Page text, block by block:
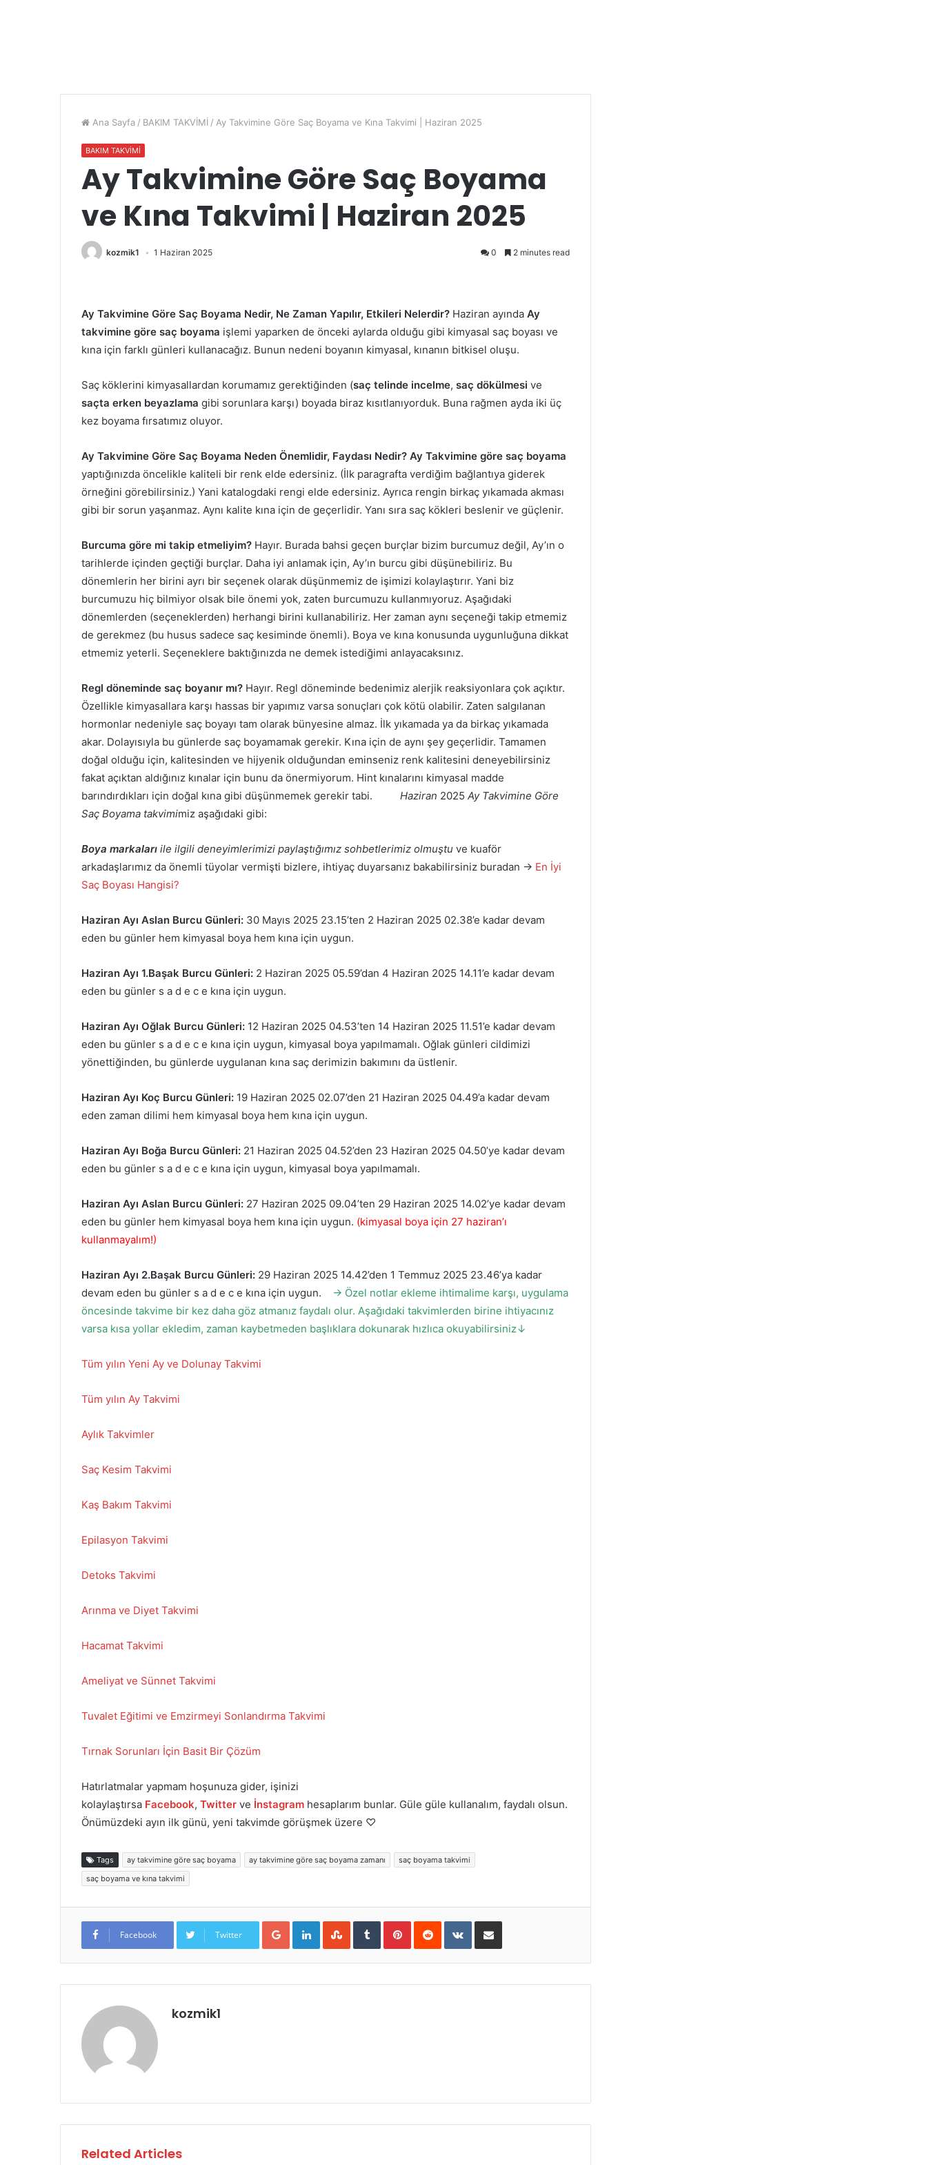
Ana Sayfa / BAKIM TAKVİMİ / Ay Takvimine Göre Saç Boyama ve Kına Takvimi | Haziran 2025
BAKIM TAKVİMİ
Ay Takvimine Göre Saç Boyama
ve Kına Takvimi | Haziran 2025
kozmik1 1 Haziran 2025 0 2 minutes read
Ay Takvimine Göre Saç Boyama Nedir, Ne Zaman Yapılır, Etkileri Nelerdir? Haziran ayında Ay
takvimine göre saç boyama işlemi yaparken de önceki aylarda olduğu gibi kimyasal saç boyası ve
kına için farklı günleri kullanacağız. Bunun nedeni boyanın kimyasal, kınanın bitkisel oluşu.
Saç köklerini kimyasallardan korumamız gerektiğinden (saç telinde incelme, saç dökülmesi ve
saçta erken beyazlama gibi sorunlara karşı) boyada biraz kısıtlanıyorduk. Buna rağmen ayda iki üç
kez boyama fırsatımız oluyor.
Ay Takvimine Göre Saç Boyama Neden Önemlidir, Faydası Nedir? Ay Takvimine göre saç boyama
yaptığınızda öncelikle kaliteli bir renk elde edersiniz. (İlk paragrafta verdiğim bağlantıya giderek
örneğini görebilirsiniz.) Yani katalogdaki rengi elde edersiniz. Ayrıca rengin birkaç yıkamada akması
gibi bir sorun yaşanmaz. Aynı kalite kına için de geçerlidir. Yanı sıra saç kökleri beslenir ve güçlenir.
Burcuma göre mi takip etmeliyim? Hayır. Burada bahsi geçen burçlar bizim burcumuz değil, Ay’ın o
tarihlerde içinden geçtiği burçlar. Daha iyi anlamak için, Ay’ın burcu gibi düşünebiliriz. Bu
dönemlerin her birini ayrı bir seçenek olarak düşünmemiz de işimizi kolaylaştırır. Yani biz
burcumuzu hiç bilmiyor olsak bile önemi yok, zaten burcumuzu kullanmıyoruz. Aşağıdaki
dönemlerden (seçeneklerden) herhangi birini kullanabiliriz. Her zaman aynı seçeneği takip etmemiz
de gerekmez (bu husus sadece saç kesiminde önemli). Boya ve kına konusunda uygunluğuna dikkat
etmemiz yeterli. Seçeneklere baktığınızda ne demek istediğimi anlayacaksınız.
Regl döneminde saç boyanır mı? Hayır. Regl döneminde bedenimiz alerjik reaksiyonlara çok açıktır.
Özellikle kimyasallara karşı hassas bir yapımız varsa sonuçları çok kötü olabilir. Zaten salgılanan
hormonlar nedeniyle saç boyayı tam olarak bünyesine almaz. İlk yıkamada ya da birkaç yıkamada
akar. Dolayısıyla bu günlerde saç boyamamak gerekir. Kına için de aynı şey geçerlidir. Tamamen
doğal olduğu için, kalitesinden ve hijyenik olduğundan eminseniz renk kalitesini deneyebilirsiniz
fakat açıktan aldığınız kınalar için bunu da önermiyorum. Hint kınalarını kimyasal madde
barındırdıkları için doğal kına gibi düşünmemek gerekir tabi. Haziran 2025 Ay Takvimine Göre
Saç Boyama takvimimiz aşağıdaki gibi:
Boya markaları ile ilgili deneyimlerimizi paylaştığımız sohbetlerimiz olmuştu ve kuaför
arkadaşlarımız da önemli tüyolar vermişti bizlere, ihtiyaç duyarsanız bakabilirsiniz buradan → En İyi
Saç Boyası Hangisi?
Haziran Ayı Aslan Burcu Günleri: 30 Mayıs 2025 23.15’ten 2 Haziran 2025 02.38’e kadar devam
eden bu günler hem kimyasal boya hem kına için uygun.
Haziran Ayı 1.Başak Burcu Günleri: 2 Haziran 2025 05.59’dan 4 Haziran 2025 14.11’e kadar devam
eden bu günler s a d e c e kına için uygun.
Haziran Ayı Oğlak Burcu Günleri: 12 Haziran 2025 04.53’ten 14 Haziran 2025 11.51’e kadar devam
eden bu günler s a d e c e kına için uygun, kimyasal boya yapılmamalı. Oğlak günleri cildimizi
yönettiğinden, bu günlerde uygulanan kına saç derimizin bakımını da üstlenir.
Haziran Ayı Koç Burcu Günleri: 19 Haziran 2025 02.07’den 21 Haziran 2025 04.49’a kadar devam
eden zaman dilimi hem kimyasal boya hem kına için uygun.
Haziran Ayı Boğa Burcu Günleri: 21 Haziran 2025 04.52’den 23 Haziran 2025 04.50’ye kadar devam
eden bu günler s a d e c e kına için uygun, kimyasal boya yapılmamalı.
Haziran Ayı Aslan Burcu Günleri: 27 Haziran 2025 09.04’ten 29 Haziran 2025 14.02’ye kadar devam
eden bu günler hem kimyasal boya hem kına için uygun. (kimyasal boya için 27 haziran’ı
kullanmayalım!)
Haziran Ayı 2.Başak Burcu Günleri: 29 Haziran 2025 14.42’den 1 Temmuz 2025 23.46’ya kadar
devam eden bu günler s a d e c e kına için uygun.
→ Özel notlar ekleme ihtimalime karşı, uygulama
öncesinde takvime bir kez daha göz atmanız faydalı olur. Aşağıdaki takvimlerden birine ihtiyacınız
varsa kısa yollar ekledim, zaman kaybetmeden başlıklara dokunarak hızlıca okuyabilirsiniz↓
Tüm yılın Yeni Ay ve Dolunay Takvimi
Tüm yılın Ay Takvimi
Aylık Takvimler
Saç Kesim Takvimi
Kaş Bakım Takvimi
Epilasyon Takvimi
Detoks Takvimi
Arınma ve Diyet Takvimi
Hacamat Takvimi
Ameliyat ve Sünnet Takvimi
Tuvalet Eğitimi ve Emzirmeyi Sonlandırma Takvimi
Tırnak Sorunları İçin Basit Bir Çözüm
Hatırlatmalar yapmam hoşunuza gider, işinizi
kolaylaştırsa Facebook, Twitter ve İnstagram hesaplarım bunlar. Güle güle kullanalım, faydalı olsun.
Önümüzdeki ayın ilk günü, yeni takvimde görüşmek üzere ♡
Tags ay takvimine göre saç boyama ay takvimine göre saç boyama zamanı
saç boyama takvimi
saç boyama ve kına takvimi
Facebook Twitter
Google+LinkedInStumbleUpon
TumblrPinterestReddit VKontakteE-Posta ile paylaş
kozmik1
Related Articles